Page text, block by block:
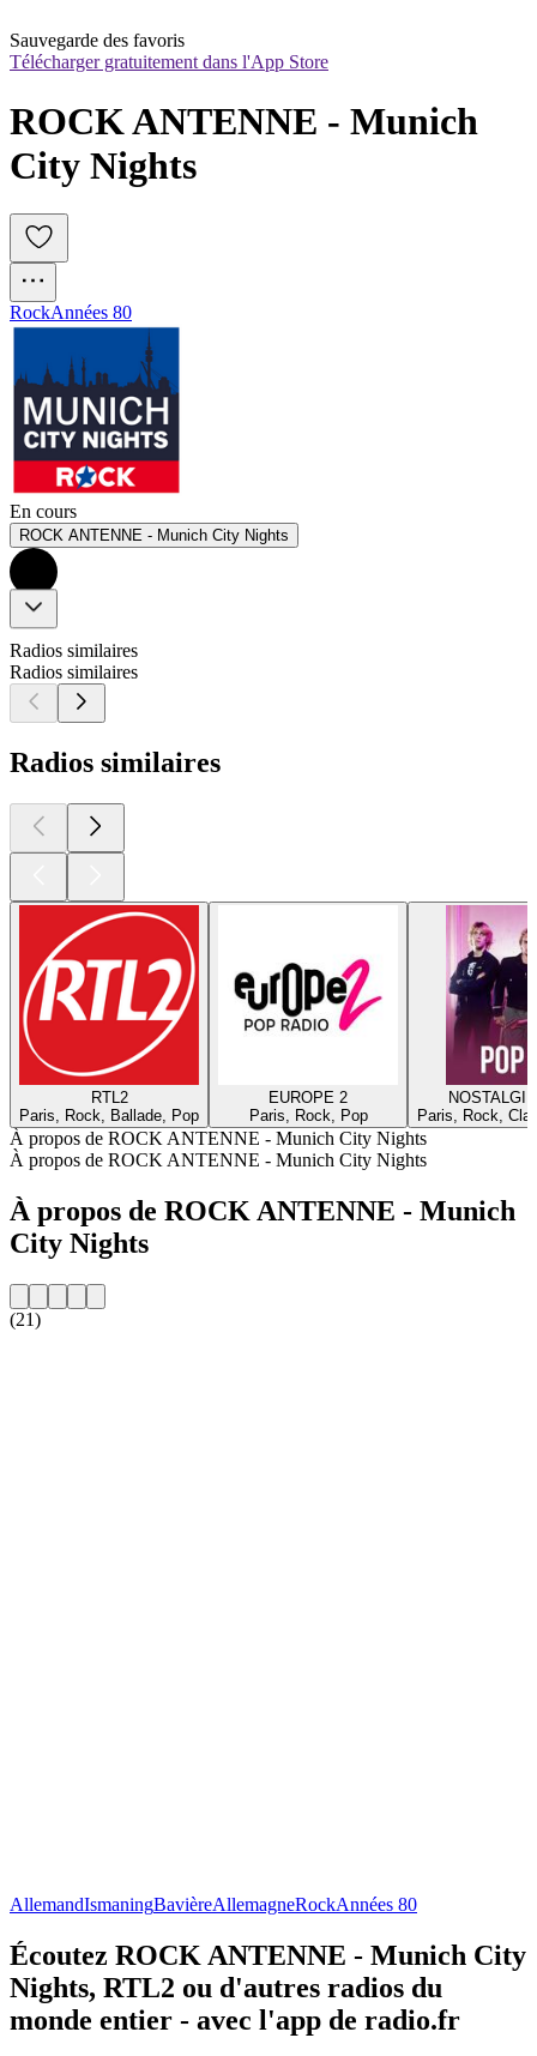
Sauvegarde des favoris
Télécharger gratuitement dans l'App Store
ROCK ANTENNE - Munich
City Nights
RockAnnées 80
En cours
ROCK ANTENNE - Munich City Nights
Radios similaires
Radios similaires
Radios similaires
RTL2
Paris, Rock, Ballade, Pop
EUROPE 2
Paris, Rock, Pop
Paris, Rock,
À propos de ROCK ANTENNE - Munich City Nights
À propos de ROCK ANTENNE - Munich City Nights
À propos de ROCK ANTENNE - Munich
City Nights
(21)
AllemandIsmaningBavièreAllemagneRockAnnées 80
Écoutez ROCK ANTENNE - Munich City
Nights, RTL2 ou d'autres radios du
monde entier - avec l'app de radio.fr